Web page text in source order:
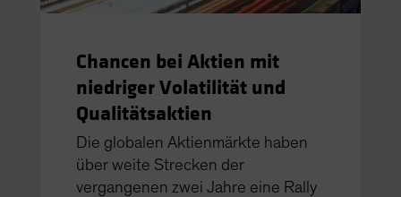
Chancen bei Aktien mit
niedriger Volatilität und
Qualitätsaktien
Die globalen Aktienmärkte haben
über weite Strecken der
vergangenen zwei Jahre eine Rally